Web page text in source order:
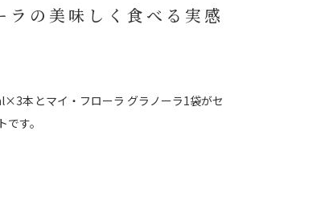
の美味しく食べる実感
本とマイ・フローラ グラノーラ1袋がセ
す。